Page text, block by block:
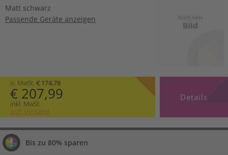
Matt schwarz
Passende Geräte anzeigen
o. MwSt. € 174,78
€ 207,99
inkl. MwSt.
zzgl. Versand
Details
Bis zu 80% sparen